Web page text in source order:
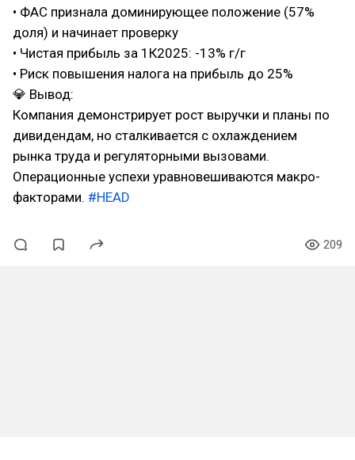
• ФАС признала доминирующее положение (57%
доля) и начинает проверку
• Чистая прибыль за 1К2025: -13% г/г
• Риск повышения налога на прибыль до 25%
💎 Вывод:
Компания демонстрирует рост выручки и планы по
дивидендам, но сталкивается с охлаждением
рынка труда и регуляторными вызовами.
Операционные успехи уравновешиваются макро-
факторами. #HEAD
209